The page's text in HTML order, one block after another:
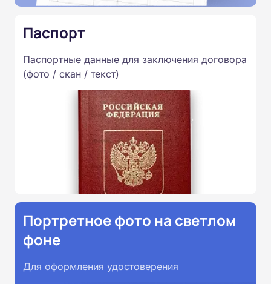
Паспорт
Паспортные данные для заключения договора
(фото / скан / текст)
Портретное фото на светлом
фоне
Для оформления удостоверения